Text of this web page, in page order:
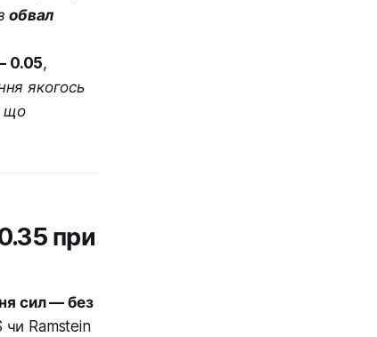
обвал
0.05,
якогось
що
при
сил — без
чи Ramstein